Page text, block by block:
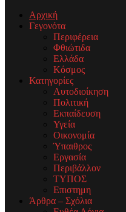
Αρχική
Γεγονότα
Περιφέρεια
Φθιώτιδα
Ελλάδα
Κόσμος
Κατηγορίες
Αυτοδιοίκηση
Πολιτική
Εκπαίδευση
Υγεία
Οικονομία
Ύπαιθρος
Εργασία
Περιβάλλον
ΤΥΠΟΣ
Επιστημη
Άρθρα – Σχόλια